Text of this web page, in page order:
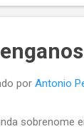
por Antonio
sobrenome